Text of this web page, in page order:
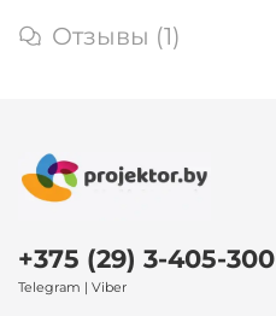
Отзывы (1)
+375 (29) 3-405-300
Telegram | Viber